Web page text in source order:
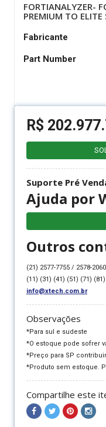
FORTIANALYZER-
PREMIUM TO ELITE
Fabricante
Part Number
R$
Suporte Pré
Ajuda por
Outros
(21) 2577-7755 / 2578-2060
(11) (31) (41) (51) (71)
info@xtech.com.br
Observações
*Para sul e sudeste
*O estoque pode sofrer
*Preço para SP
*Produto sem estoque.
Compartilhe este
Compartilhar
Compartilhar